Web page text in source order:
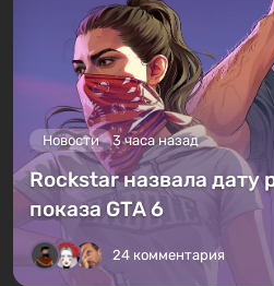
Новости 3 часа назад
Rockstar назвала дату
показа GTA 6
24 комментария